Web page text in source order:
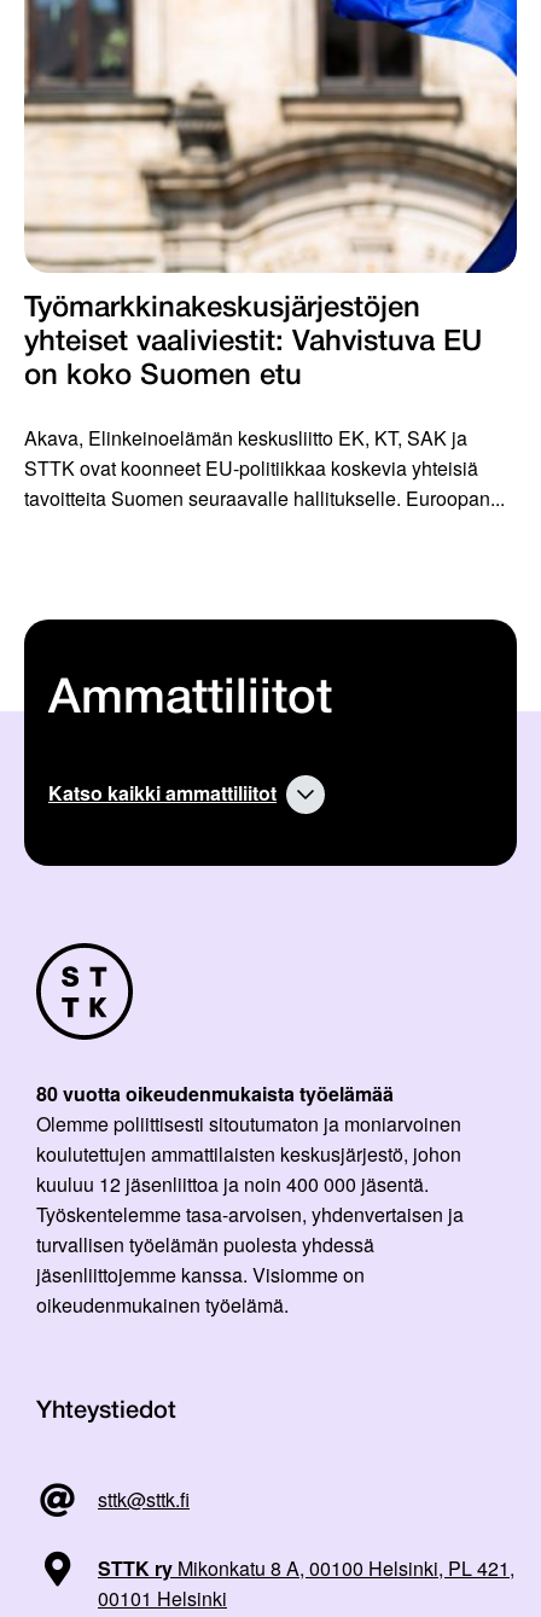
Työmarkkinakeskus­järjestöjen
yhteiset vaaliviestit: Vahvis­tuva EU
on koko Suomen etu
Akava, Elinkeinoelämän keskusliitto EK, KT, SAK ja
STTK ovat koonneet EU-politiikkaa koskevia yhteisiä
tavoitteita Suomen seuraavalle hallitukselle. Euroopan...
Ammattiliitot
Katso kaikki ammattiliitot
80 vuotta oikeudenmukaista työelämää
Olemme poliittisesti sitoutumaton ja moniarvoinen
koulutettujen ammattilaisten keskusjärjestö, johon
kuuluu 12 jäsenliittoa ja noin 400 000 jäsentä.
Työskentelemme tasa-arvoisen, yhdenvertaisen ja
turvallisen työelämän puolesta yhdessä
jäsenliittojemme kanssa. Visiomme on
oikeudenmukainen työelämä.
Yhteystiedot
sttk@sttk.fi
STTK ry Mikonkatu 8 A, 00100 Helsinki, PL 421,
00101 Helsinki